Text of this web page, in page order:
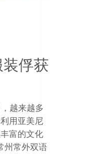
俘获
越来越多
用亚美尼
富的文化
州常外双语